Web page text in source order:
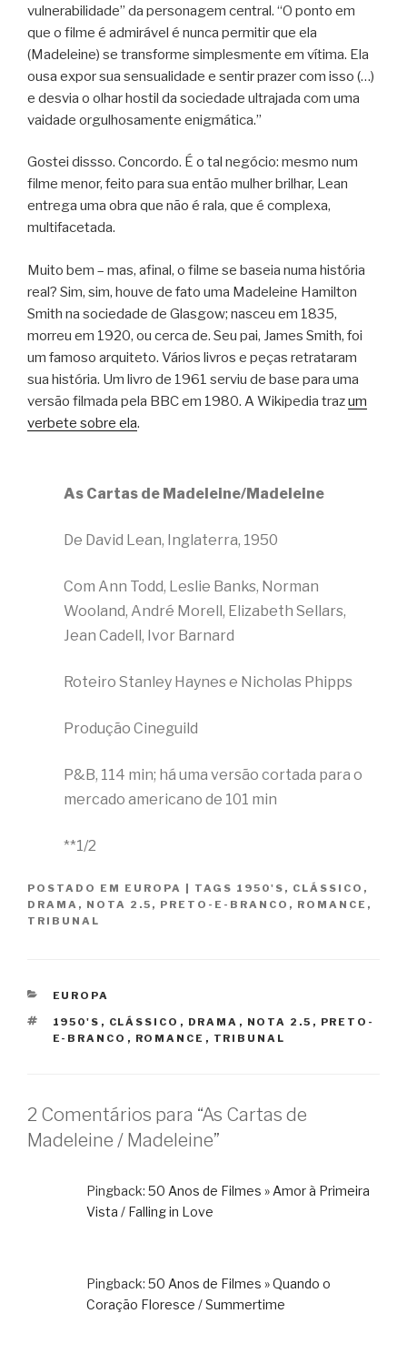
vulnerabilidade” da personagem central. “O ponto em
que o filme é admirável é nunca permitir que ela
(Madeleine) se transforme simplesmente em vítima. Ela
ousa expor sua sensualidade e sentir prazer com isso (…)
e desvia o olhar hostil da sociedade ultrajada com uma
vaidade orgulhosamente enigmática.”
Gostei dissso. Concordo. É o tal negócio: mesmo num
filme menor, feito para sua então mulher brilhar, Lean
entrega uma obra que não é rala, que é complexa,
multifacetada.
Muito bem – mas, afinal, o filme se baseia numa história
real? Sim, sim, houve de fato uma Madeleine Hamilton
Smith na sociedade de Glasgow; nasceu em 1835,
morreu em 1920, ou cerca de. Seu pai, James Smith, foi
um famoso arquiteto. Vários livros e peças retrataram
sua história. Um livro de 1961 serviu de base para uma
versão filmada pela BBC em 1980. A Wikipedia trazum
verbete sobre ela.
As Cartas de Madeleine/Madeleine
De David Lean, Inglaterra, 1950
Com Ann Todd, Leslie Banks, Norman
Wooland, André Morell, Elizabeth Sellars,
Jean Cadell, Ivor Barnard
Roteiro Stanley Haynes e Nicholas Phipps
Produção Cineguild
P&B, 114 min; há uma versão cortada para o
mercado americano de 101 min
**1/2
POSTADO EM EUROPA TAGS 1950'S , CLÁSSICO ,
DRAMA , NOTA 2.5 , PRETO-E-BRANCO , ROMANCE ,
TRIBUNAL
CATEGORIAS
EUROPA
TAGS
1950'S , CLÁSSICO , DRAMA , NOTA 2.5 , PRETO-
E-BRANCO , ROMANCE , TRIBUNAL
2 Comentários para “As Cartas de
Madeleine / Madeleine”
Pingback: 50 Anos de Filmes » Amor à Primeira
Vista / Falling in Love
Pingback: 50 Anos de Filmes » Quando o
Coração Floresce / Summertime